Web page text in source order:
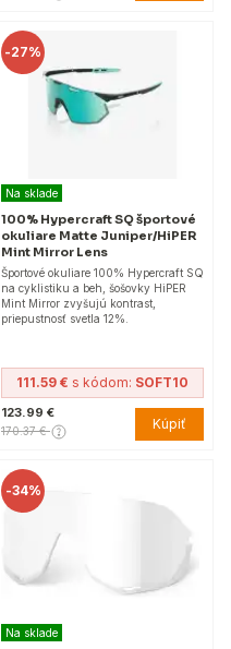
-27%
Na sklade
100% Hypercraft SQ športové
okuliare Matte Juniper/HiPER
Mint Mirror Lens
Športové okuliare 100% Hypercraft SQ
na cyklistiku a beh, šošovky HiPER
Mint Mirror zvyšujú kontrast,
priepustnosť svetla 12%.
111.59 € s kódom: SOFT10
123.99 €
170.37 € Kúpiť
-34%
Na sklade